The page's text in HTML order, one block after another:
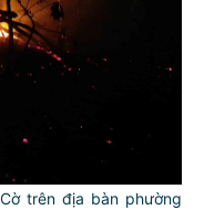
trên địa bàn phường